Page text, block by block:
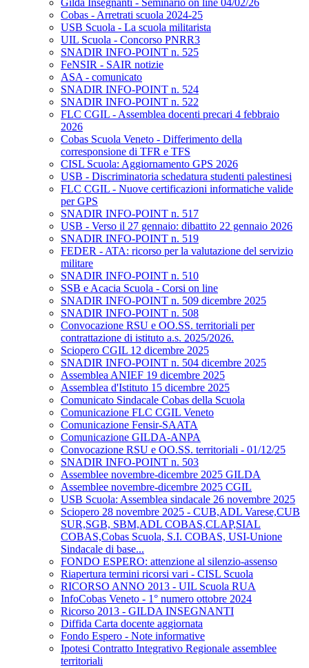
Gilda Insegnanti - Seminario on line 04/02/26
Cobas - Arretrati scuola 2024-25
USB Scuola - La scuola militarista
UIL Scuola - Concorso PNRR3
SNADIR INFO-POINT n. 525
FeNSIR - SAIR notizie
ASA - comunicato
SNADIR INFO-POINT n. 524
SNADIR INFO-POINT n. 522
FLC CGIL - Assemblea docenti precari 4 febbraio
2026
Cobas Scuola Veneto - Differimento della
corresponsione di TFR e TFS
CISL Scuola: Aggiornamento GPS 2026
USB - Discriminatoria schedatura studenti palestinesi
FLC CGIL - Nuove certificazioni informatiche valide
per GPS
SNADIR INFO-POINT n. 517
USB - Verso il 27 gennaio: dibattito 22 gennaio 2026
SNADIR INFO-POINT n. 519
FEDER - ATA: ricorso per la valutazione del servizio
militare
SNADIR INFO-POINT n. 510
SSB e Acacia Scuola - Corsi on line
SNADIR INFO-POINT n. 509 dicembre 2025
SNADIR INFO-POINT n. 508
Convocazione RSU e OO.SS. territoriali per
contrattazione di istituto a.s. 2025/2026.
Sciopero CGIL 12 dicembre 2025
SNADIR INFO-POINT n. 504 dicembre 2025
Assemblea ANIEF 19 dicembre 2025
Assemblea d'Istituto 15 dicembre 2025
Comunicato Sindacale Cobas della Scuola
Comunicazione FLC CGIL Veneto
Comunicazione Fensir-SAATA
Comunicazione GILDA-ANPA
Convocazione RSU e OO.SS. territoriali - 01/12/25
SNADIR INFO-POINT n. 503
Assemblee novembre-dicembre 2025 GILDA
Assemblee novembre-dicembre 2025 CGIL
USB Scuola: Assemblea sindacale 26 novembre 2025
Sciopero 28 novembre 2025 - CUB,ADL Varese,CUB
SUR,SGB, SBM,ADL COBAS,CLAP,SIAL
COBAS,Cobas Scuola, S.I. COBAS, USI-Unione
Sindacale di base...
FONDO ESPERO: attenzione al silenzio-assenso
Riapertura termini ricorsi vari - CISL Scuola
RICORSO ANNO 2013 - UIL Scuola RUA
InfoCobas Veneto - 1° numero ottobre 2024
Ricorso 2013 - GILDA INSEGNANTI
Diffida Carta docente aggiornata
Fondo Espero - Note informative
Ipotesi Contratto Integrativo Regionale assemblee
territoriali